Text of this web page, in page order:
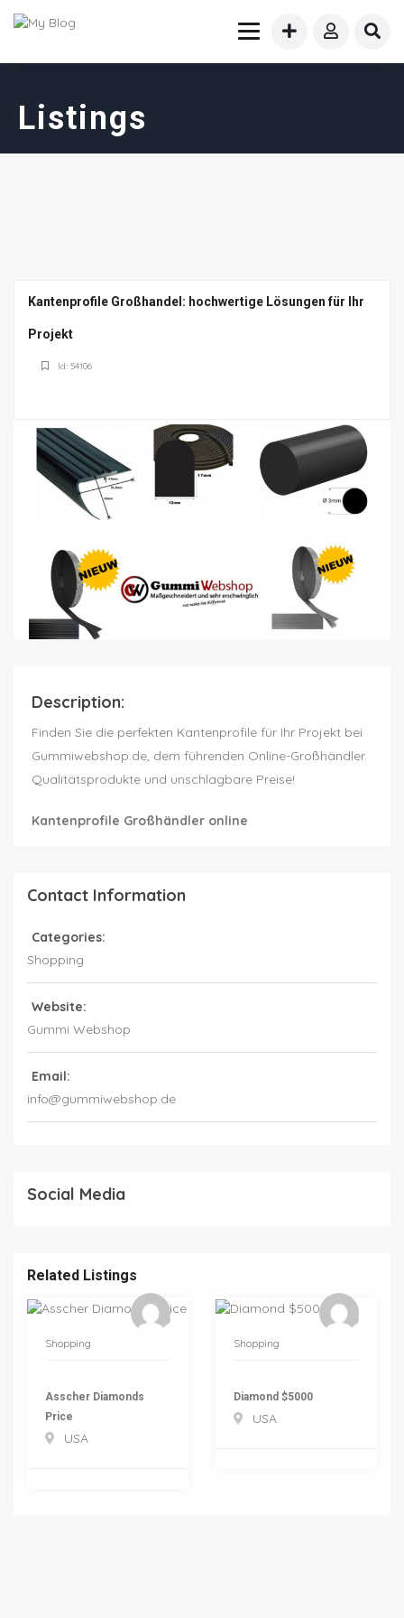
Listings
Kantenprofile Großhandel: hochwertige Lösungen für Ihr
Projekt
Id: 54106
Description:
Finden Sie die perfekten Kantenprofile für Ihr Projekt bei
Gummiwebshop.de, dem führenden Online-Großhändler.
Qualitätsprodukte und unschlagbare Preise!
Kantenprofile Großhändler online
Contact Information
Categories:
Shopping
Website:
Gummi Webshop
Email:
info@gummiwebshop.de
Social Media
Related Listings
Shopping
Asscher Diamonds
Price
USA
Shopping
Diamond $5000
USA